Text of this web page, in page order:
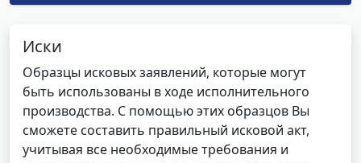
Иски
Образцы исковых заявлений, которые могут
быть использованы в ходе исполнительного
производства. С помощью этих образцов Вы
сможете составить правильный исковой акт,
учитывая все необходимые требования и